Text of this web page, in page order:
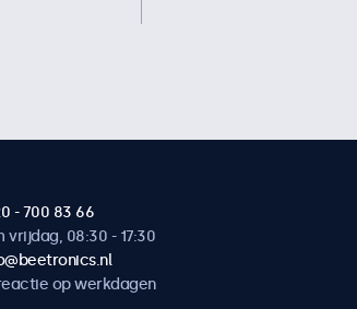
- 700 83 66
08:30 - 17:30
op werkdagen